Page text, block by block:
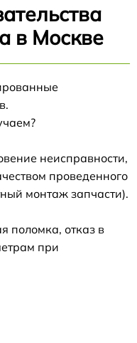
в Москве
неисправности,
проведенного
монтаж запчасти).
поломка, отказ в
при